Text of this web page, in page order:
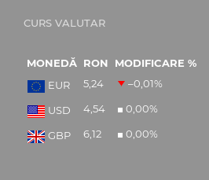
CURS VALUTAR
MONEDĂ RON
MODIFICARE %
EUR
5,24 –0,01%
USD 4,54 0,00%
GBP 6,12 0,00%